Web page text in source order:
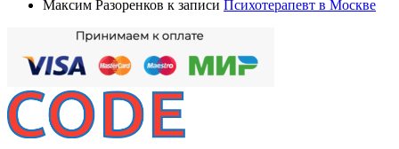
Максим Разоренков к записи Психотерапевт в Москве